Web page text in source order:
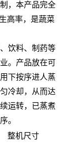
，本产品完全
高率，是蔬菜
饮料、制药等
。产品放在可
下按序进人蒸
冷却，从而达
运转，已蒸煮
。
整机尺寸